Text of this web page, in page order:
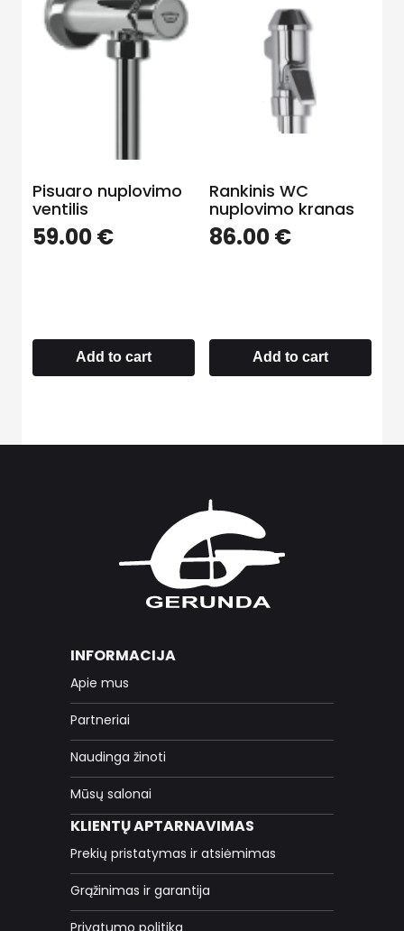
Pisuaro nuplovimo
ventilis
59.00€
Add to cart
Rankinis WC
nuplovimo kranas
86.00€
Add to cart
INFORMACIJA
Apie mus
Partneriai
Naudinga žinoti
Mūsų salonai
KLIENTŲ APTARNAVIMAS
Prekių pristatymas ir atsiėmimas
Grąžinimas ir garantija
Privatumo politika